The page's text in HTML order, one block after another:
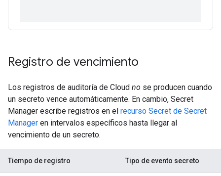
Registro de vencimiento
Los registros de auditoría de Cloud no se producen cuando
un secreto vence automáticamente. En cambio, Secret
Manager escribe registros en el recurso Secret de Secret
Manager en intervalos específicos hasta llegar al
vencimiento de un secreto.
Tiempo de registro Tipo de evento secreto